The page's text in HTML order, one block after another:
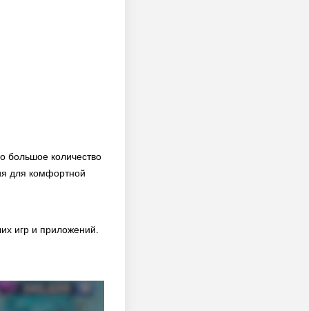
большое количество
для комфортной
игр и приложений.